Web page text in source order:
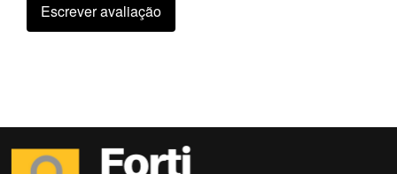
Escrever avaliação